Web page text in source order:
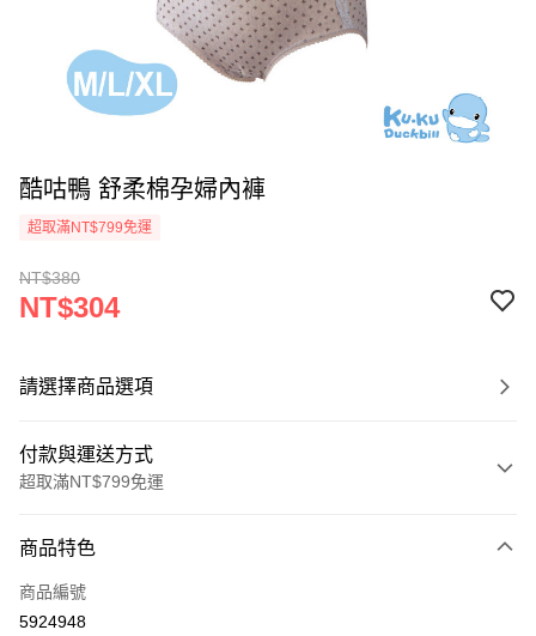
酷咕鴨 舒柔棉孕婦內褲
超取滿NT$799免運
NT$380
NT$304
請選擇商品選項
付款與運送方式
超取滿NT$799免運
信用卡一次付款
超商取貨付款
商品特色
商品編號
5924948